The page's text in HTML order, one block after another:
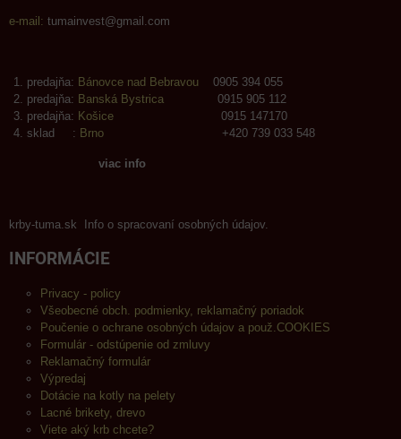
e-mail: tumainvest@gmail.com
predajňa: Bánovce nad Bebravou 0905 394 055
predajňa: Banská Bystrica 0915 905 112
predajňa: Košice 0915 147170
sklad : Brno +420 739 033 548
viac info
krby-tuma.sk Info o spracovaní osobných údajov.
INFORMÁCIE
Privacy - policy
Všeobecné obch. podmienky, reklamačný poriadok
Poučenie o ochrane osobných údajov a použ.COOKIES
Formulár - odstúpenie od zmluvy
Reklamačný formulár
Výpredaj
Dotácie na kotly na pelety
Lacné brikety, drevo
Viete aký krb chcete?